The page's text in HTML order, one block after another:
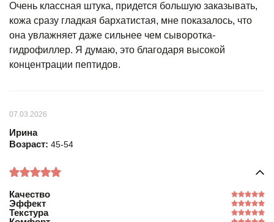
Очень классная штука, придется большую заказывать,
кожа сразу гладкая бархатистая, мне показалось, что
она увлажняет даже сильнее чем сыворотка-
гидрофиллер. Я думаю, это благодаря высокой
концентрации пептидов.
07.03.2026
Ирина
Возраст: 45-54
Качество
Эффект
Текстура